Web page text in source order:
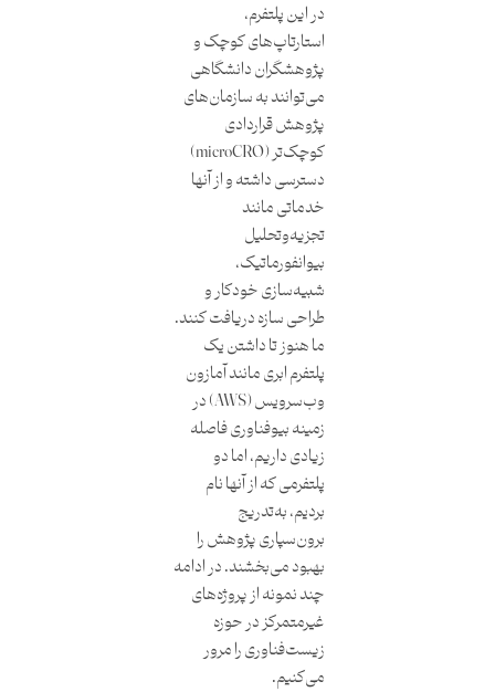
در این پلتفرم،
استارتاپ‌های کوچک و
پژوهشگران دانشگاهی
می‌توانند به سازمان‌های
پژوهش قراردادی
کوچک‌تر (microCRO)
دسترسی داشته و از آنها
خدماتی مانند
تجزیه‌وتحلیل
بیوانفورماتیک،
شبیه‌سازی خودکار و
طراحی سازه دریافت کنند.
ما هنوز تا داشتن یک
پلتفرم ابری مانند آمازون
وب‌سرویس (AWS) در
زمینه بیوفناوری فاصله
زیادی داریم، اما دو
پلتفرمی که از آنها نام
بردیم، به‌تدریج
برون‌سپاری پژوهش را
بهبود می‌بخشند. در ادامه
چند نمونه از پروژه‌های
غیرمتمرکز در حوزه
زیست‌فناوری را مرور
می‌کنیم.